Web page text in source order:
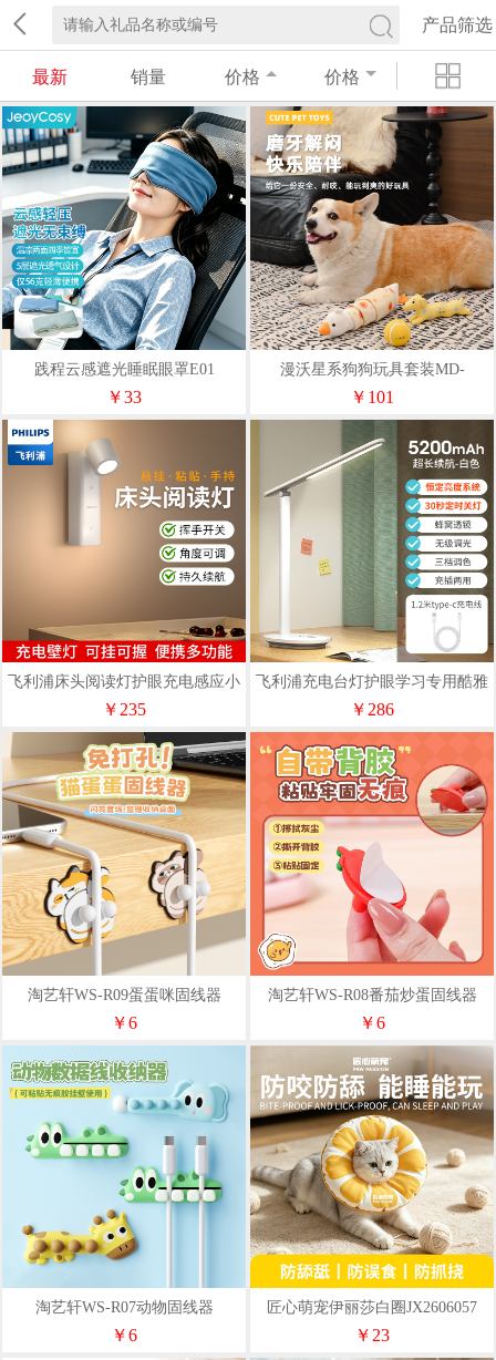
产品筛选
最新 销量 价格 价格
践程云感遮光睡眠眼罩E01
￥33
漫沃星系狗狗玩具套装MD-
WX705
￥101
飞利浦床头阅读灯护眼充电感应小
夜灯酷璇2600毫安
￥235
飞利浦充电台灯护眼学习专用酷雅
（小雅）长续航
￥286
淘艺轩WS-R09蛋蛋咪固线器
￥6
淘艺轩WS-R08番茄炒蛋固线器
￥6
淘艺轩WS-R07动物固线器
￥6
匠心萌宠伊丽莎白圈JX2606057
￥23